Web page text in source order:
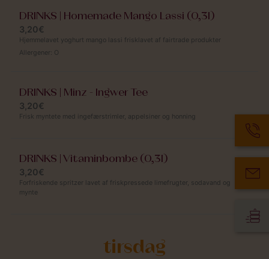
DRINKS | Homemade Mango Lassi (0,3l)
3,20€
Hjemmelavet yoghurt mango lassi frisklavet af fairtrade produkter
Allergener: O
DRINKS | Minz - Ingwer Tee
3,20€
Frisk myntete med ingefærstrimler, appelsiner og honning
DRINKS | Vitaminbombe (0,3l)
3,20€
Forfriskende spritzer lavet af friskpressede limefrugter, sodavand og
mynte
tirsdag